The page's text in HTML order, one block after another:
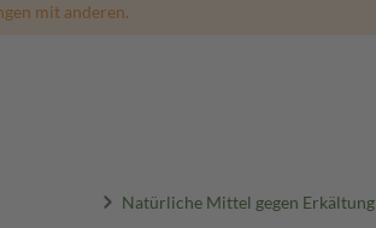
mit anderen.
Natürliche Mittel gegen Erkältung